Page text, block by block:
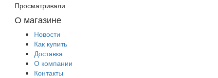
Просматривали
О магазине
Новости
Как купить
Доставка
О компании
Контакты